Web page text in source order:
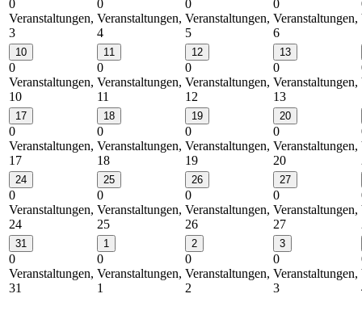
0
Veranstaltungen,
3
0
Veranstaltungen,
4
0
Veranstaltungen,
5
0
Veranstaltungen,
6
10
0
Veranstaltungen,
10
11
0
Veranstaltungen,
11
12
0
Veranstaltungen,
12
13
0
Veranstaltungen,
13
17
0
Veranstaltungen,
17
18
0
Veranstaltungen,
18
19
0
Veranstaltungen,
19
20
0
Veranstaltungen,
20
24
0
Veranstaltungen,
24
25
0
Veranstaltungen,
25
26
0
Veranstaltungen,
26
27
0
Veranstaltungen,
27
31
0
Veranstaltungen,
31
1
0
Veranstaltungen,
1
2
0
Veranstaltungen,
2
3
0
Veranstaltungen,
3